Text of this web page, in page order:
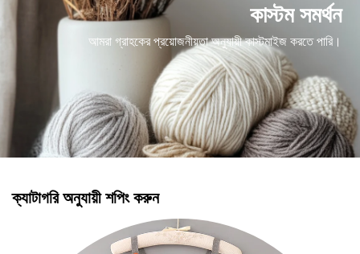
কাস্টম সমর্থন
আমরা গ্রাহকের প্রয়োজনীয়তা অনুযায়ী কাস্টমাইজ করতে পারি।
ক্যাটাগরি অনুযায়ী শপিং করুন